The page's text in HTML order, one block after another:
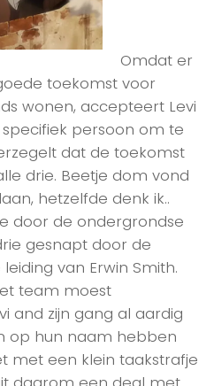
Omdat er
toekomst voor
wonen, accepteert Levi
persoon om te
dat de toekomst
drie. Beetje dom vond
hetzelfde denk ik..
door de ondergrondse
gesnapt door de
van Erwin Smith.
team moest
and zijn gang al aardig
op hun naam hebben
met een klein taakstrafje